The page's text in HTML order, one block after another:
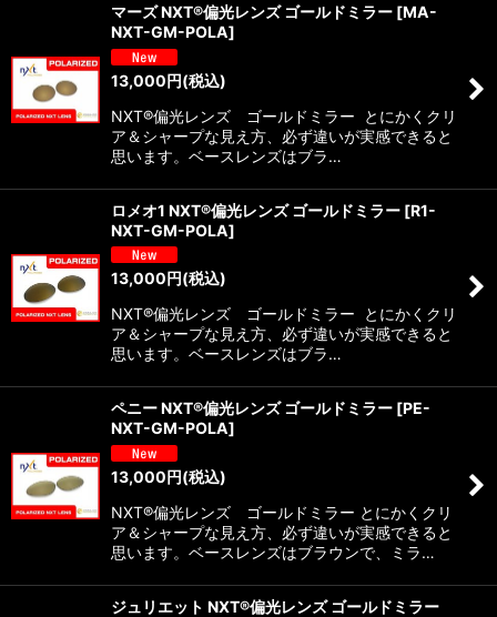
マーズ NXT®偏光レンズ ゴールドミラー [MA-
NXT-GM-POLA]
13,000円(税込)
NXT®偏光レンズ ゴールドミラー とにかくクリ
ア＆シャープな見え方、必ず違いが実感できると
思います。ベースレンズはブラ…
ロメオ1 NXT®偏光レンズ ゴールドミラー [R1-
NXT-GM-POLA]
13,000円(税込)
NXT®偏光レンズ ゴールドミラー とにかくクリ
ア＆シャープな見え方、必ず違いが実感できると
思います。ベースレンズはブラ…
ペニー NXT®偏光レンズ ゴールドミラー [PE-
NXT-GM-POLA]
13,000円(税込)
NXT®偏光レンズ ゴールドミラー とにかくクリ
ア＆シャープな見え方、必ず違いが実感できると
思います。ベースレンズはブラウンで、ミラ…
ジュリエット NXT®偏光レンズ ゴールドミラー